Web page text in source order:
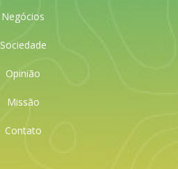
Negócios
Sociedade
Opinião
Missão
Contato